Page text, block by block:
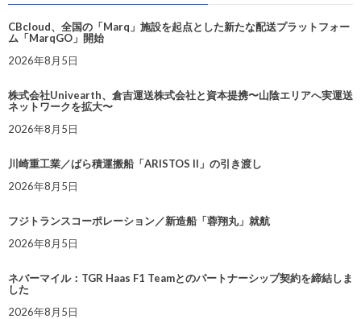
CBcloud、全国の「Marq」施設を起点とした新たな配送プラットフォー
ム「MarqGO」開始
2026年8月5日
株式会社Univearth、倉吉運送株式会社と資本提携〜山陰エリアへ実運送
ネットワークを拡大〜
2026年8月5日
川崎重工業／ばら積運搬船「ARISTOS II」の引き渡し
2026年8月5日
フジトランスコーポレーション／新造船「蓉翔丸」就航
2026年8月5日
ネバーマイル：TGR Haas F1 Teamとのパートナーシップ契約を締結しま
した
2026年8月5日